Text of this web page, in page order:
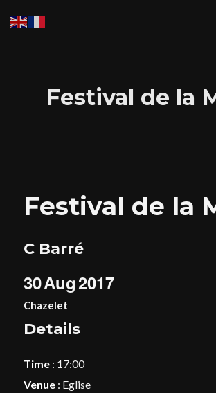
Festival de la
Festival de la
C Barré
30Aug2017
Chazelet
Details
Time : 17:00
Venue : Eglise